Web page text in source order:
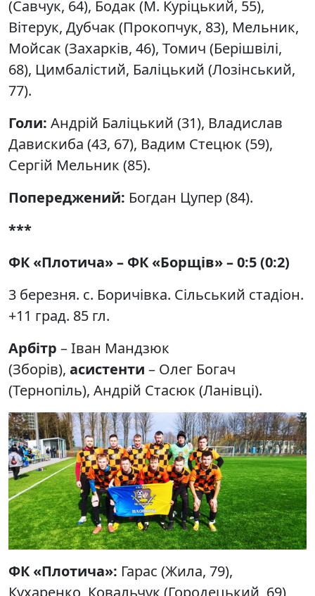
(Савчук, 64), Бодак (М. Куріцький, 55),
Вітерук, Дубчак (Прокопчук, 83), Мельник,
Мойсак (Захарків, 46), Томич (Берішвілі,
68), Цимбалістий, Баліцький (Лозінський,
77).
Голи: Андрій Баліцький (31), Владислав
Давискиба (43, 67), Вадим Стецюк (59),
Сергій Мельник (85).
Попереджений: Богдан Цупер (84).
***
ФК «Плотича» – ФК «Борщів» – 0:5 (0:2)
3 березня. с. Боричівка. Сільський стадіон.
+11 град. 85 гл.
Арбітр – Іван Мандзюк
(Зборів), асистенти – Олег Богач
(Тернопіль), Андрій Стасюк (Ланівці).
ФК «Плотича»: Гарас (Жила, 79),
Кухаренко, Ковальчук (Городецький, 69),